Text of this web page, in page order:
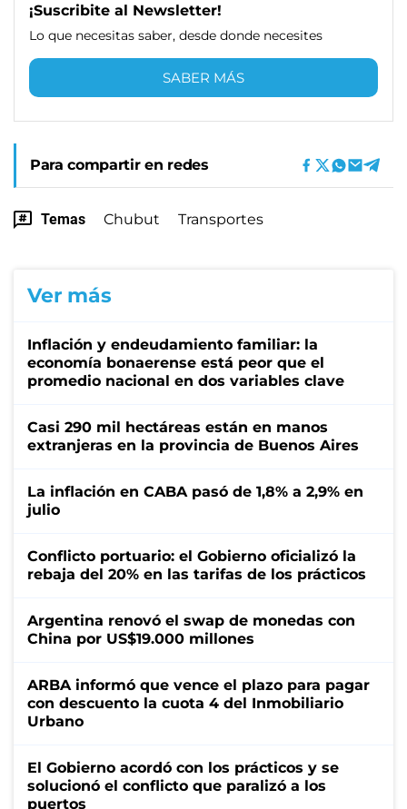
¡Suscribite al Newsletter!
Lo que necesitas saber, desde donde necesites
SABER MÁS
Para compartir en redes
Temas Chubut Transportes
Ver más
Inflación y endeudamiento familiar: la
economía bonaerense está peor que el
promedio nacional en dos variables clave
Casi 290 mil hectáreas están en manos
extranjeras en la provincia de Buenos Aires
La inflación en CABA pasó de 1,8% a 2,9% en
julio
Conflicto portuario: el Gobierno oficializó la
rebaja del 20% en las tarifas de los prácticos
Argentina renovó el swap de monedas con
China por US$19.000 millones
ARBA informó que vence el plazo para pagar
con descuento la cuota 4 del Inmobiliario
Urbano
El Gobierno acordó con los prácticos y se
solucionó el conflicto que paralizó a los
puertos